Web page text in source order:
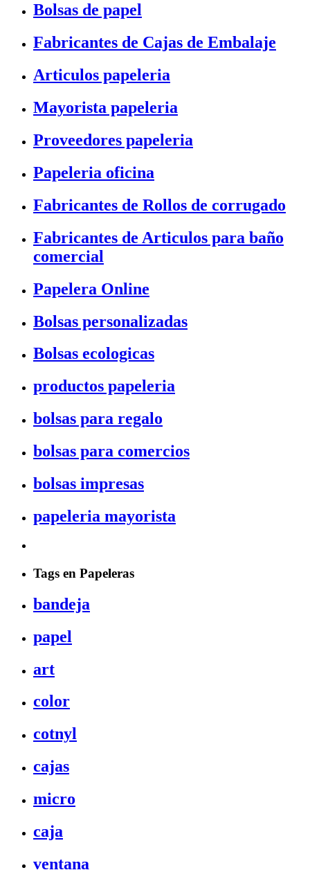
Bolsas de papel
Fabricantes de Cajas de Embalaje
Articulos papeleria
Mayorista papeleria
Proveedores papeleria
Papeleria oficina
Fabricantes de Rollos de corrugado
Fabricantes de Articulos para baño
comercial
Papelera Online
Bolsas personalizadas
Bolsas ecologicas
productos papeleria
bolsas para regalo
bolsas para comercios
bolsas impresas
papeleria mayorista
Tags en Papeleras
bandeja
papel
art
color
cotnyl
cajas
micro
caja
ventana